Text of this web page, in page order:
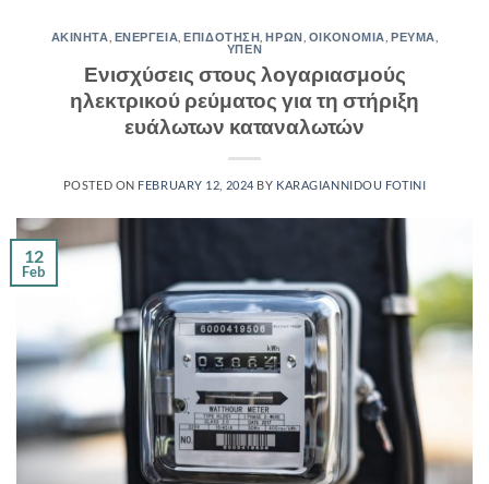
ΑΚΙΝΗΤΑ ΕΝΕΡΓΕΙΑ ,ΕΠΙΔΟΤΗΣΗ ,ΗΡΩΝ ΟΙΚΟΝΟΜΙΑ ΡΕΥΜΑ
ΥΠΕΝ
Ενισχύσεις στους λογαριασμούς
ηλεκτρικού ρεύματος για τη στήριξη
ευάλωτων καταναλωτών
POSTED ON FEBRUARY 12, 2024 BY KARAGIANNIDOU FOTINI
12
Feb